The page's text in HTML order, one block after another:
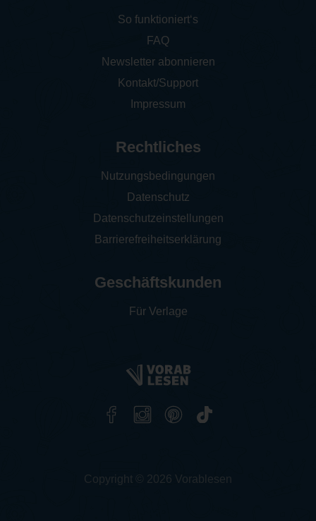
So funktioniert‘s
FAQ
Newsletter abonnieren
Kontakt/Support
Impressum
Rechtliches
Nutzungsbedingungen
Datenschutz
Datenschutzeinstellungen
Barrierefreiheitserklärung
Geschäftskunden
Für Verlage
Copyright © 2026 Vorablesen